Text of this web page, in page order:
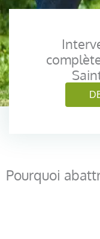
Pourquoi